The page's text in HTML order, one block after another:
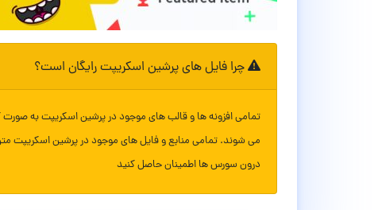
چرا فایل های پرشین اسکریپت رایگان است؟
تمامی افزونه ها و قالب های موجود در پرشین اسکریپت به
می شوند. تمامی منابع و فایل های موجود در پرشین اسکریپت
درون سورس ها اطمینان حاصل کنید